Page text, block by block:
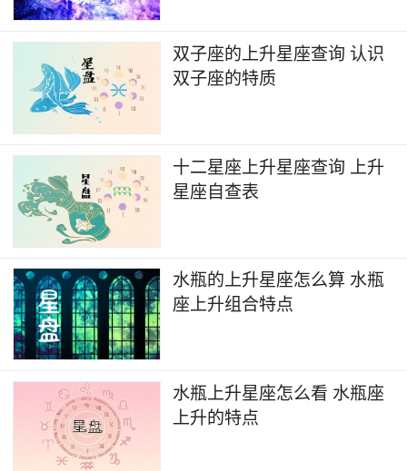
双子座的上升星座查询 认识
双子座的特质
十二星座上升星座查询 上升
星座自查表
水瓶的上升星座怎么算 水瓶
座上升组合特点
水瓶上升星座怎么看 水瓶座
上升的特点